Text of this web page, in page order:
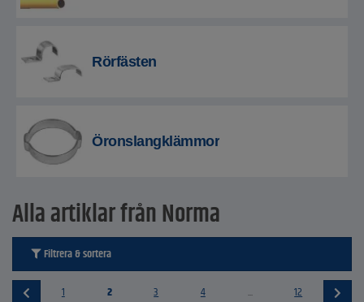
Rörfästen
Öronslangklämmor
Alla artiklar från Norma
Filtrera & sortera
1 2 3 4 ... 12